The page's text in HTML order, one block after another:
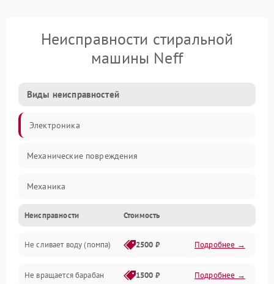
Неисправности стиральной
машины Neff
Виды неисправностей
Электроника
Механические повреждения
Механика
Электропитание
Водоснабжение
Слив
Неисправности Стоимость
Не сливает воду (помпа) 2500 ₽ Подробнее →
Не вращается барабан 1500 ₽ Подробнее →